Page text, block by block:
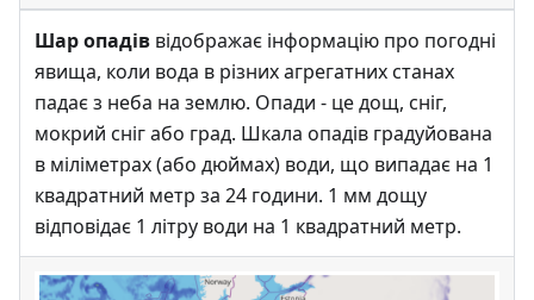
Шар опадів відображає інформацію про погодні
явища, коли вода в різних агрегатних станах
падає з неба на землю. Опади - це дощ, сніг,
мокрий сніг або град. Шкала опадів градуйована
в міліметрах (або дюймах) води, що випадає на 1
квадратний метр за 24 години. 1 мм дощу
відповідає 1 літру води на 1 квадратний метр.